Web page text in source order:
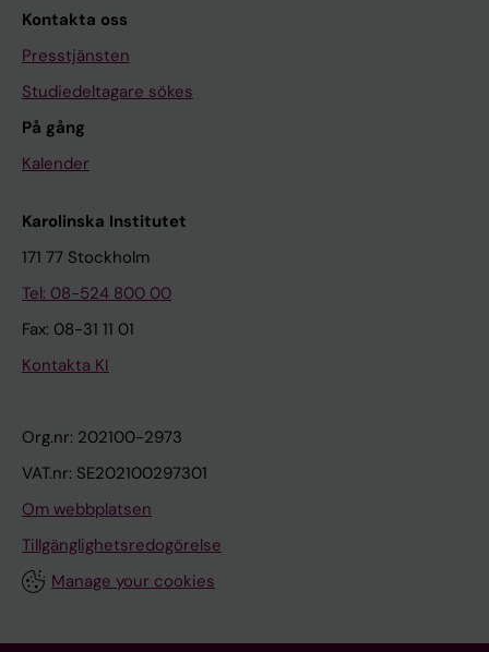
Kontakta oss
Presstjänsten
Studiedeltagare sökes
På gång
Kalender
Karolinska Institutet
171 77 Stockholm
Tel: 08-524 800 00
Fax: 08-31 11 01
Kontakta KI
Org.nr: 202100-2973
VAT.nr: SE202100297301
Om webbplatsen
Tillgänglighetsredogörelse
Manage your cookies